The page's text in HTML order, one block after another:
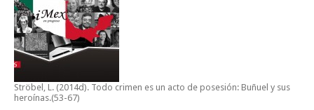
Ströbel, L. (2014d). Todo crimen es un acto de posesión: Buñuel y sus
heroínas.(53-67)